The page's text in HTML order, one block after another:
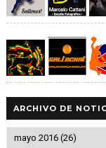
ARCHIVO DE